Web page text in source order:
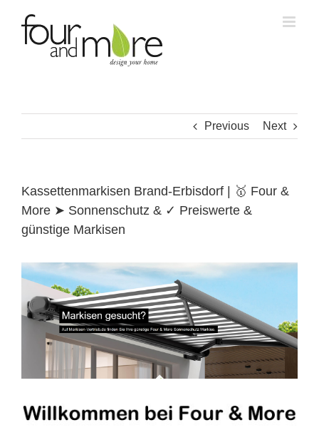
content
Previous Next
Kassettenmarkisen Brand-Erbisdorf | 🥇 Four &
More ➤ Sonnenschutz & ✓ Preiswerte &
günstige Markisen